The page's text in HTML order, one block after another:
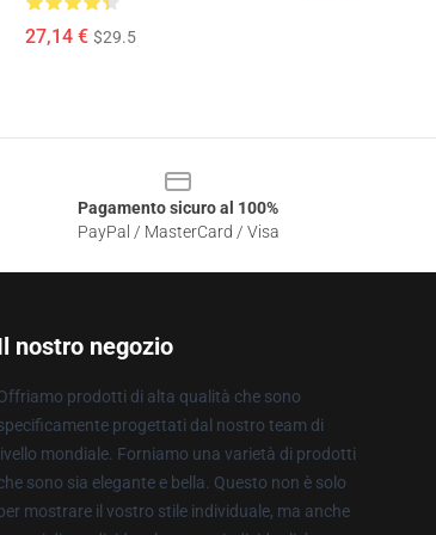
27,14 € $29.5
Pagamento sicuro al 100%
PayPal / MasterCard / Visa
nostro negozio
prodotti di alta qualità che sono
progettati dal nostro team di
livello mondiale. Forniamo una varietà di prodotti
sono sia elegante e bella. Questo non è solo
mostrare il vostro stile individuale, ma anche